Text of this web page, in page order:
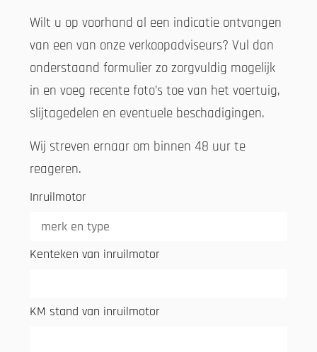
Wilt u op voorhand al een indicatie ontvangen
van een van onze verkoopadviseurs? Vul dan
onderstaand formulier zo zorgvuldig mogelijk
in en voeg recente foto’s toe van het voertuig,
slijtagedelen en eventuele beschadigingen.
Wij streven ernaar om binnen 48 uur te
reageren.
Inruilmotor
Kenteken van inruilmotor
KM stand van inruilmotor